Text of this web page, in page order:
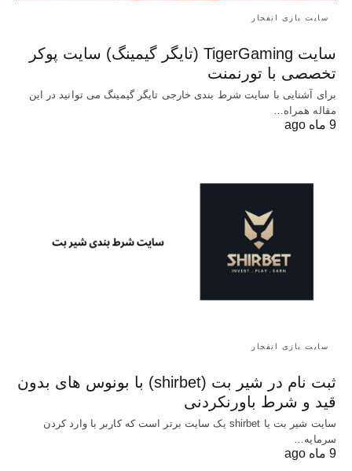
سایت بازی انفجار
سایت TigerGaming (تایگر گیمینگ) سایت پوکر
تخصصی با تورنمنت
برای آشنایی با سایت شرط بندی خارجی تایگر گیمینگ می توانید در این
مقاله همراه…
9 ماه ago
سایت بازی انفجار
ثبت نام در شیر بت (shirbet) با بونوس های بدون
قید و شرط باورنکردنی
سایت شیر بت یا shirbet یک سایت برتر است که کاربر با وارد کردن
سرمایه…
9 ماه ago